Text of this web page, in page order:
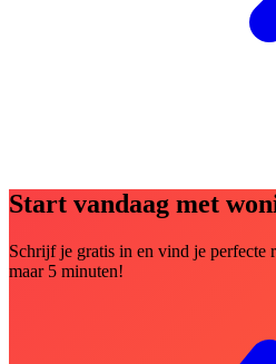
Start vandaag met
Schrijf je gratis in en vind je perfecte
maar 5 minuten!